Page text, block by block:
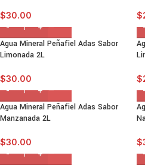
$30.00 $
Agua Mineral Peñafiel Adas Sabor
Limonada 2L
$30.00 $
Agua Mineral Peñafiel Adas Sabor
Manzanada 2L
$30.00 $